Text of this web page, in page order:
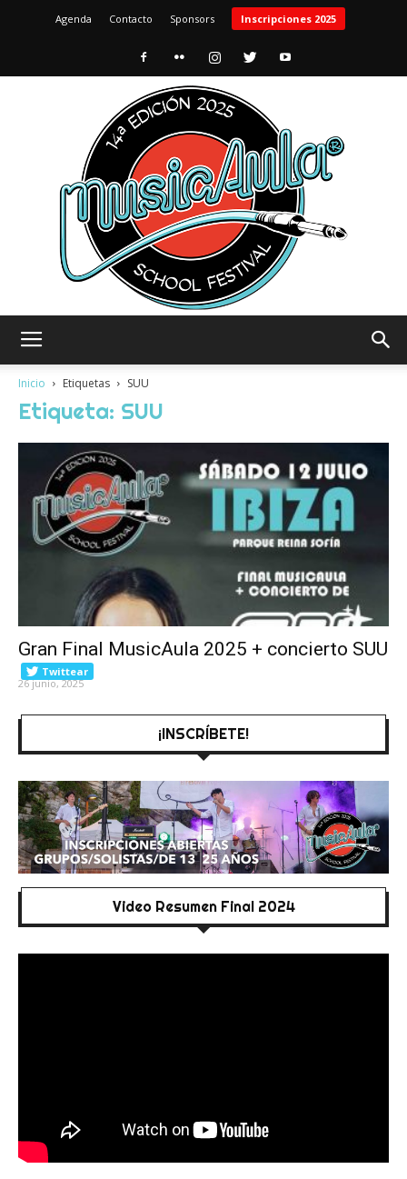
Agenda Contacto Sponsors Inscripciones 2025
Inicio Etiquetas SUU
Etiqueta: SUU
Gran Final MusicAula 2025 + concierto SUU
Twittear
26 junio, 2025
¡INSCRÍBETE!
Video Resumen Final 2024